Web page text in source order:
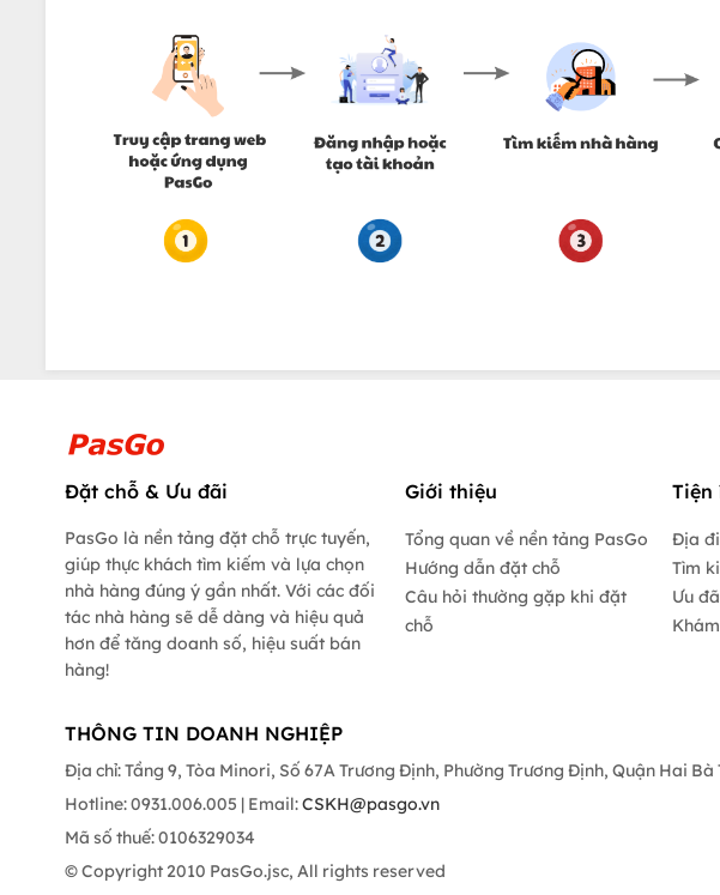
Đặt chỗ & Ưu đãi
PasGo là nền tảng đặt chỗ trực tuyến,
giúp thực khách tìm kiếm và lựa chọn
nhà hàng đúng ý gần nhất. Với các đối
tác nhà hàng sẽ dễ dàng và hiệu quả
hơn để tăng doanh số, hiệu suất bán
hàng!
Giới thiệu
Tổng quan về nền tảng PasGo
Hướng dẫn đặt chỗ
Câu hỏi thường gặp khi đặt
chỗ
Tiện
Địa
Tìm
Ưu
THÔNG TIN DOANH NGHIỆP
Địa chỉ: Tầng 9, Tòa Minori, Số 67A Trương Định, Phường Trương Định, Quận Hai Bà
Hotline: 0931.006.005 | Email:CSKH@pasgo.vn
Mã số thuế: 0106329034
© Copyright 2010 PasGo.jsc, All rights reserved